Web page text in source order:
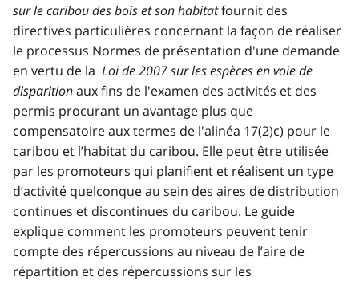
sur le caribou des bois et son habitatfournit des
directives particulières concernant la façon de réaliser
le processus Normes de présentation d'une demande
en vertu de la Loi de 2007 sur les espèces en voie de
disparitionaux fins de l'examen des activités et des
permis procurant un avantage plus que
compensatoire aux termes de l'alinéa 17(2)c) pour le
caribou et l’habitat du caribou. Elle peut être utilisée
par les promoteurs qui planifient et réalisent un type
d’activité quelconque au sein des aires de distribution
continues et discontinues du caribou. Le guide
explique comment les promoteurs peuvent tenir
compte des répercussions au niveau de l’aire de
répartition et des répercussions sur les